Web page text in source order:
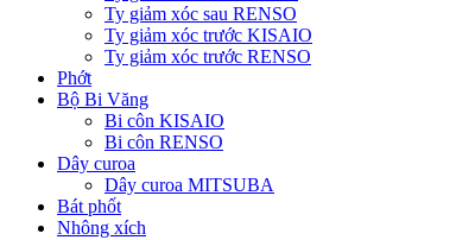
Ty giảm xóc sau RENSO
Ty giảm xóc trước KISAIO
Ty giảm xóc trước RENSO
Phớt
Bộ Bi Văng
Bi côn KISAIO
Bi côn RENSO
Dây curoa
Dây curoa MITSUBA
Bát phốt
Nhông xích